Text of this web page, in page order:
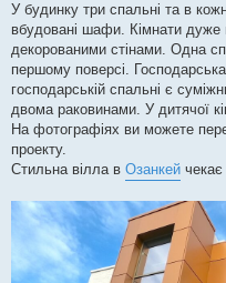
У будинку три спальні та в
вбудовані шафи. Кімнати дуже
декорованими стінами. Одна
першому поверсі.
господарській спальні є
двома раковинами. У дитячої
На фотографіях ви можете
проекту.
Стильна вілла в Озанкей